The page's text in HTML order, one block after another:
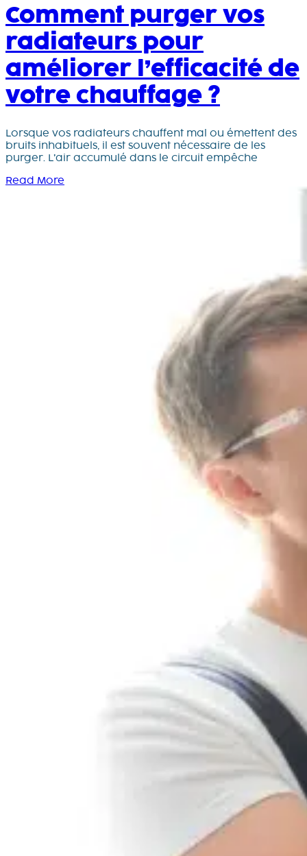
Comment purger vos
radiateurs pour
améliorer l’efficacité de
votre chauffage ?
Lorsque vos radiateurs chauffent mal ou émettent des
bruits inhabituels, il est souvent nécessaire de les
purger. L’air accumulé dans le circuit empêche
Read More